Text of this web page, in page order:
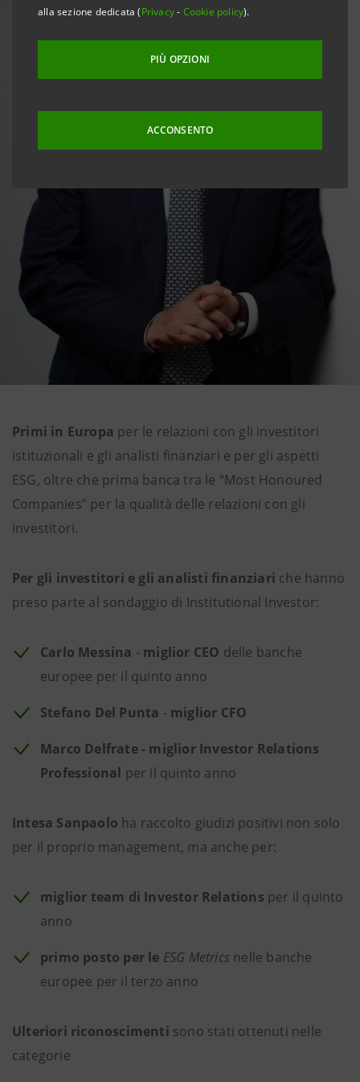
alla sezione dedicata (Privacy- Cookie policy).
PIÙ OPZIONI
ACCONSENTO
Primi in Europa per le relazioni con gli investitori
istituzionali e gli analisti finanziari e per gli aspetti
ESG, oltre che prima banca tra le “Most Honoured
Companies” per la qualità delle relazioni con gli
investitori.
Per gli investitori e gli analisti finanziari che hanno
preso parte al sondaggio di Institutional Investor:
Carlo Messina - miglior CEO delle banche
europee per il quinto anno
Stefano Del Punta - miglior CFO
Marco Delfrate - miglior Investor Relations
Professional per il quinto anno
Intesa Sanpaolo ha raccolto giudizi positivi non solo
per il proprio management, ma anche per:
miglior team di Investor Relations per il quinto
anno
primo posto per le ESG Metrics nelle banche
europee per il terzo anno
Ulteriori riconoscimenti sono stati ottenuti nelle
categorie